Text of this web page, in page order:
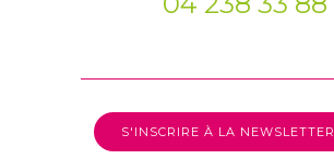
S'INSCRIRE À LA NEWSLETTER